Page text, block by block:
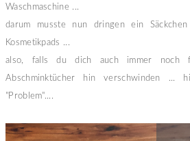
Waschmaschine ...
darum musste nun dringen ein
Kosmetikpads ...
also, falls du dich auch immer noch
Abschminktücher hin verschwinden
"Problem"....